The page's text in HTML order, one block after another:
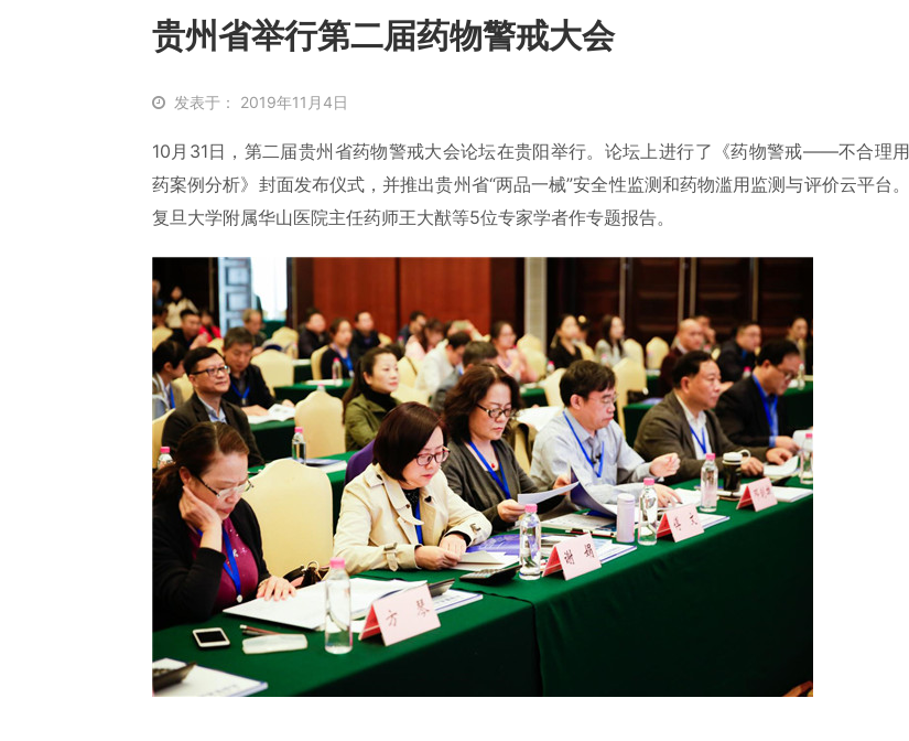
贵州省举行第二届药物警戒大会
发表于： 2019年11月4日
10月31日，第二届贵州省药物警戒大会论坛在贵阳举行。论坛上进行了《药物警戒——不合理用
药案例分析》封面发布仪式，并推出贵州省“两品一械”安全性监测和药物滥用监测与评价云平台。
复旦大学附属华山医院主任药师王大猷等5位专家学者作专题报告。